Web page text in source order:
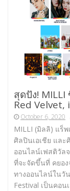
สุดปัง!
Red Velvet,
October 6, 2020
MILLI (มิลลิ) แร็พ
ศิลปินเอเชีย และ
ออนไลน์เฟสติวัลจ
ที่จะจัดขึ้นที่ คยอ
ทางออนไลน์ในวั
Festival เป็นคอ